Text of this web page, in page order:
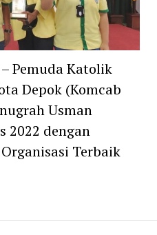
Pemuda Katolik
Depok (Komcab
Usman
2022 dengan
Terbaik